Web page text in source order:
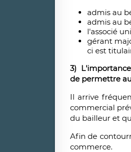
admis au
admis au
l'associé
gérant
ci est
3)
de permettre
Il arrive
commercial
du bailleur et
Afin de
commerce.